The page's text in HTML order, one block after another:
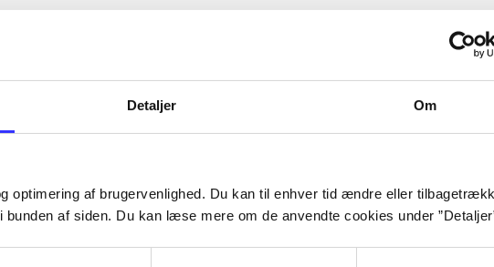
Detaljer Om
optimering af brugervenlighed. Du kan til enhver tid ændre eller
af siden. Du kan læse mere om de anvendte cookies under